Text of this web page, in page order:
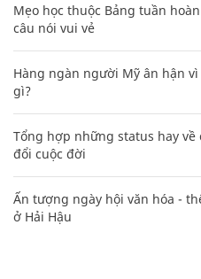
Mẹo học thuộc Bảng tuần
câu nói vui vẻ
Hàng ngàn người Mỹ ân hận vì
gì?
Tổng hợp những status hay
đổi cuộc đời
Ấn tượng ngày hội văn hóa -
ở Hải Hậu